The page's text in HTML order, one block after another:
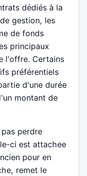
dédiés à la
gestion, les
de fonds
principaux
l'offre. Certains
préférentiels
d'une durée
montant de
perdre
ci est attachee
pour en
remet le